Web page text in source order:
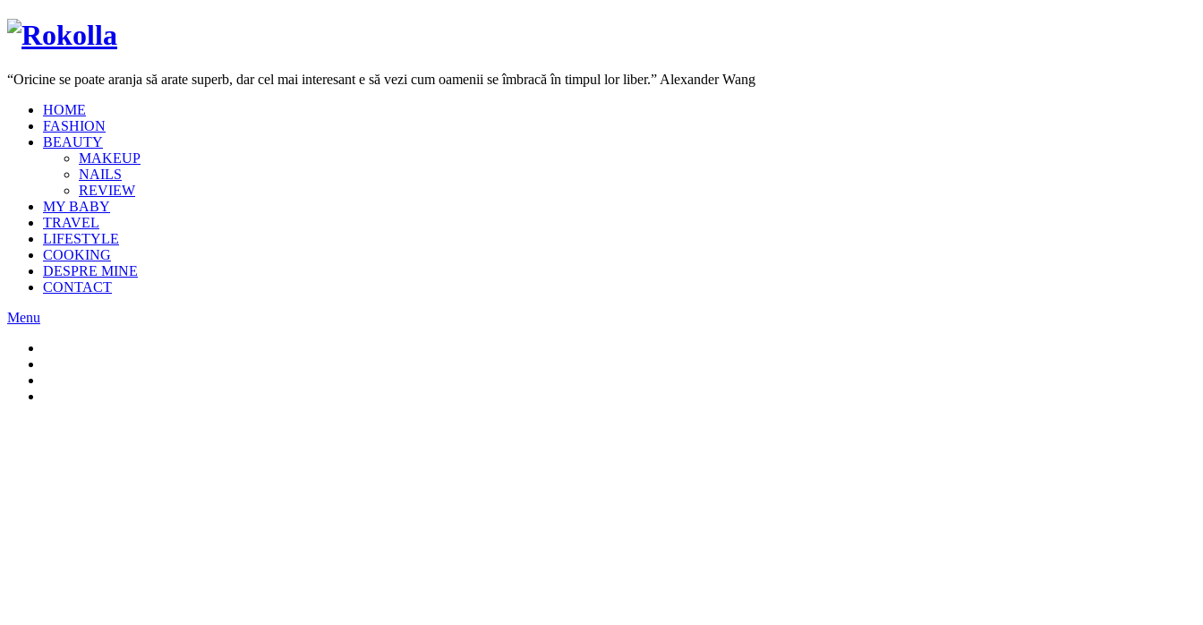
“Oricine se poate aranja să arate superb, dar cel mai interesant e să vezi cum oamenii se îmbracă în timpul lor liber.” Alexander Wang
HOME
FASHION
BEAUTY
MAKEUP
NAILS
REVIEW
MY BABY
TRAVEL
LIFESTYLE
COOKING
DESPRE MINE
CONTACT
Menu